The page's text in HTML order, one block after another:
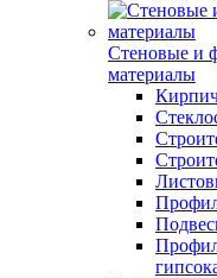
Стеновые и
материалы